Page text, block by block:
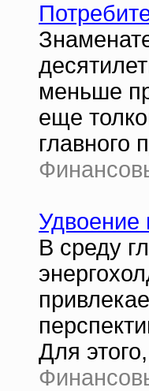
меньше
еще
главного
Удвоение
В среду
Для